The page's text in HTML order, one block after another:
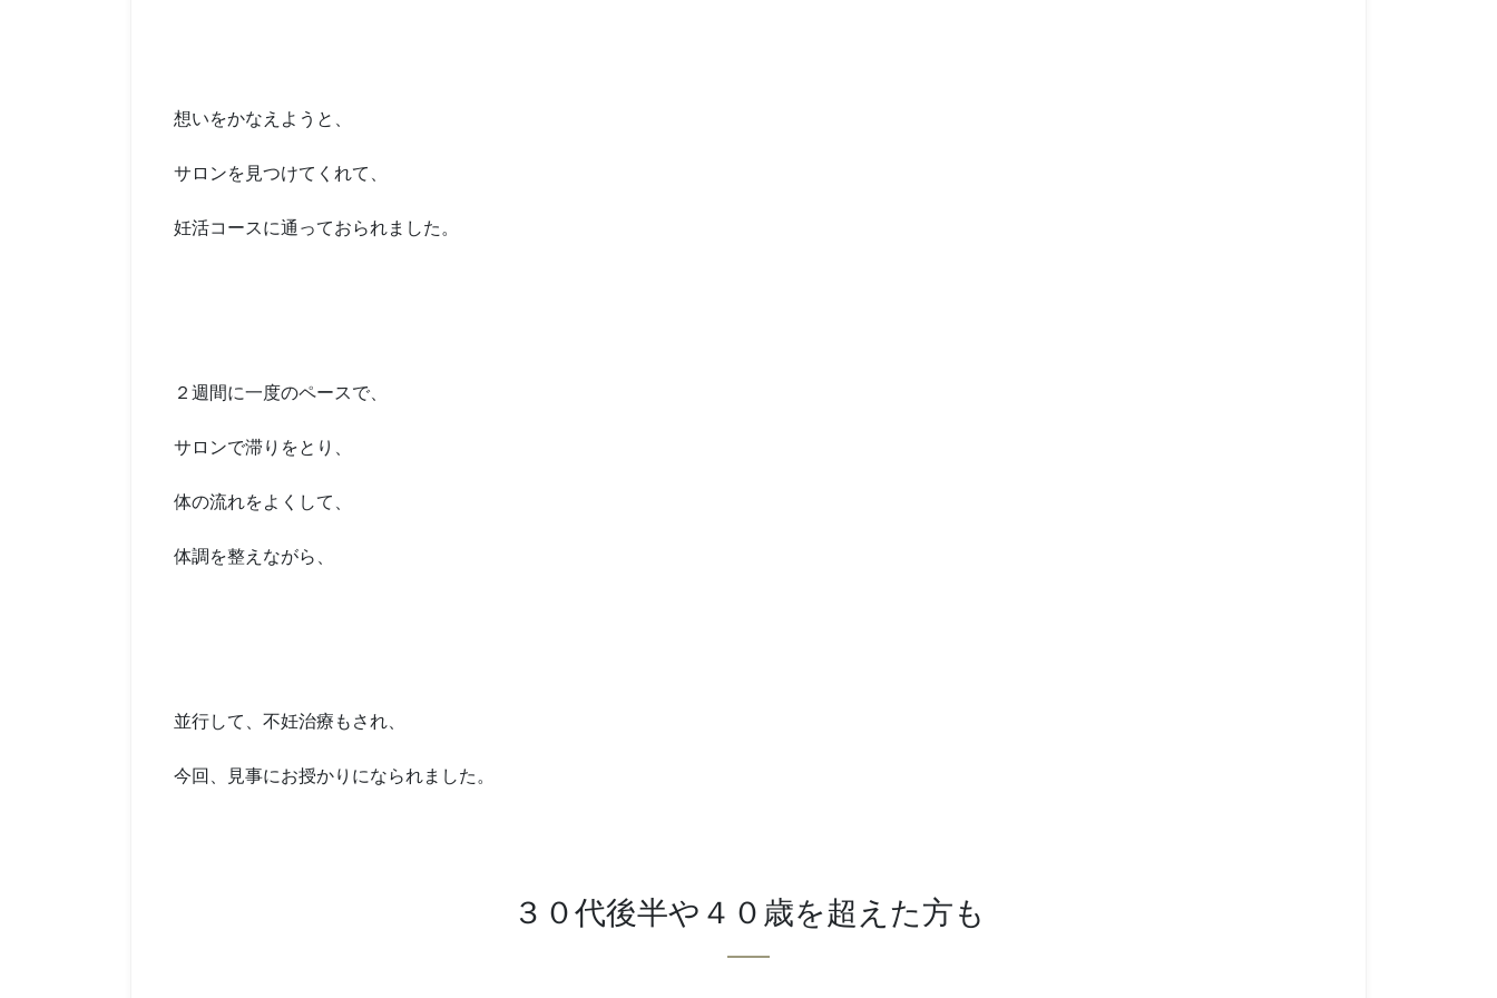
想いをかなえようと、
サロンを見つけてくれて、
妊活コースに通っておられました。
２週間に一度のペースで、
サロンで滞りをとり、
体の流れをよくして、
体調を整えながら、
並行して、不妊治療もされ、
今回、見事にお授かりになられました。
３０代後半や４０歳を超えた方も